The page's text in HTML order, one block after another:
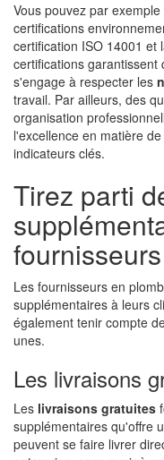
Vous pouvez par
certifications
certification ISO 14001 et
certifications
s'engage à respecter les
travail. Par ailleurs, des
organisation
l'excellence en matière
indicateurs clés.
Tirez parti
Les fournisseurs en
supplémentaires à leurs
également tenir compte
unes.
Les livraisons
Les livraisons gratuites
supplémentaires qu'offre
peuvent se faire livrer